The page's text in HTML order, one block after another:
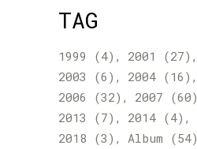
TAG
1999 (4) 2001 (27)
2003 (6) 2004 (16)
2006 (32) 2007 (60)
2013 (7) 2014 (4)
2018 (3) Album (54)